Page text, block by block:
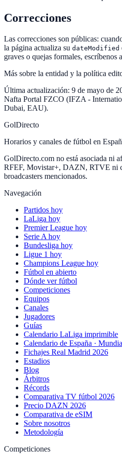
Correcciones
Las correcciones son públicas:
la página actualiza su dateModified
graves o quejas formales, escríbenos a
Más sobre la entidad y la política
Última actualización: 9 de mayo de
Nafta Portal FZCO (IFZA -
Dubai, EAU).
GolDirecto
Horarios y canales de fútbol en
GolDirecto.com no está asociada ni
RFEF, Movistar+, DAZN, RTVE ni
broadcasters mencionados.
Navegación
Partidos hoy
LaLiga hoy
Premier League hoy
Serie A hoy
Bundesliga hoy
Ligue 1 hoy
Champions League hoy
Fútbol en abierto
Dónde ver fútbol
Competiciones
Equipos
Canales
Jugadores
Guías
Calendario LaLiga imprimible
Calendario de España ·
Fichajes Real Madrid 2026
Estadios
Blog
Árbitros
Récords
Comparativa TV fútbol 2026
Precio DAZN 2026
Comparativa de eSIM
Sobre nosotros
Metodología
Competiciones